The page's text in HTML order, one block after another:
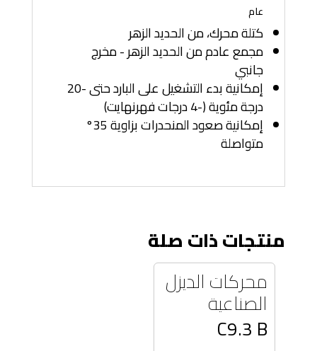
عام
كتلة محرك، من الحديد الزهر
مجمع عادم من الحديد الزهر - مخرج
جانبي
إمكانية بدء التشغيل على البارد حتى -20
درجة مئوية (-4 درجات فهرنهايت)
إمكانية صعود المنحدرات بزاوية 35°
متواصلة
منتجات ذات صلة
محركات الديزل
الصناعية
C9.3 B